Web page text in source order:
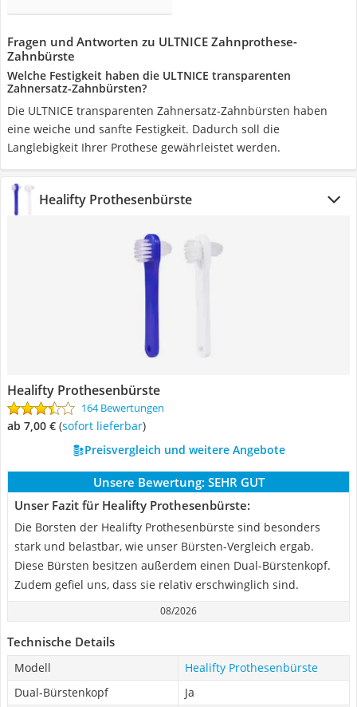
Fragen und Antworten zu ULTNICE Zahnprothese-
Zahnbürste
Welche Festigkeit haben die ULTNICE transparenten
Zahnersatz-Zahnbürsten?
Die ULTNICE transparenten Zahnersatz-Zahnbürsten haben
eine weiche und sanfte Festigkeit. Dadurch soll die
Langlebigkeit Ihrer Prothese gewährleistet werden.
Healifty Prothesenbürste
Healifty Prothesenbürste
164 Bewertungen
ab 7,00 € ( Sofort lieferbar)
Preisvergleich und weitere Angebote
Unsere Bewertung: SEHR GUT
Unser Fazit für Healifty Prothesenbürste:
Die Borsten der Healifty Prothesenbürste sind besonders
stark und belastbar, wie unser Bürsten-Vergleich ergab.
Diese Bürsten besitzen außerdem einen Dual-Bürstenkopf.
Zudem gefiel uns, dass sie relativ erschwinglich sind.
08/2026
Technische Details
Modell
Healifty Prothesenbürste
Dual-Bürstenkopf
Ja